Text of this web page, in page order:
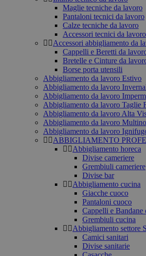
Maglie tecniche da lavoro
Pantaloni tecnici da lavoro
Calze tecniche da lavoro
Accessori tecnici da lavoro
Accessori abbigliamento da
Cappelli e Beretti da
Bretelle e Cinture da
Borse porta utensili
Abbigliamento da lavoro Estivo
Abbigliamento da lavoro
Abbigliamento da lavoro
Abbigliamento da lavoro Taglie
Abbigliamento da lavoro Alta
Abbigliamento da lavoro
Abbigliamento da lavoro
ABBIGLIAMENTO
Abbigliamento horeca
Divise cameriere
Grembiuli cameriere
Divise bar
Abbigliamento cucina
Giacche cuoco
Pantaloni cuoco
Cappelli e Bandane
Grembiuli cucina
Abbigliamento settore
Camici sanitari
Divise sanitarie